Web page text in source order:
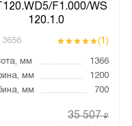
F1.000/WS
120.1.0
3656 (1)
мм
1366
мм
1200
мм
700
35 507₽
светильника